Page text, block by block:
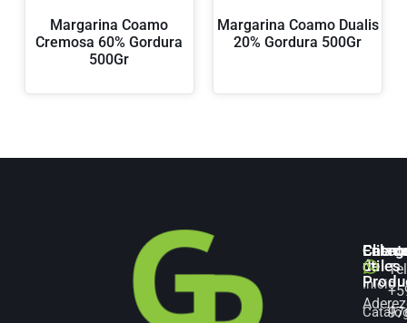
Margarina Coamo
Cremosa 60% Gordura
500Gr
Margarina Coamo Dualis
20% Gordura 500Gr
de
útiles
Inicio